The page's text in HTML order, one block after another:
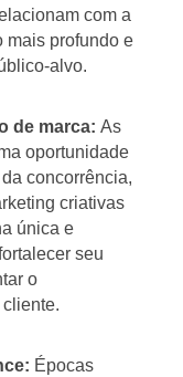
com a
mais profundo e
alvo.
de marca: As
oportunidade
concorrência,
criativas
única e
seu
o
Épocas